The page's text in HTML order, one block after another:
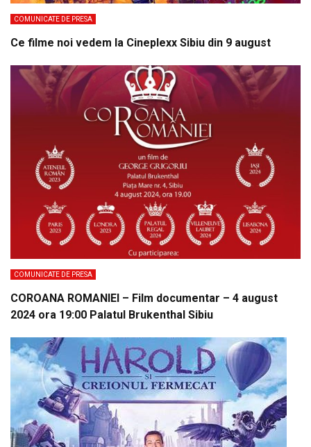
COMUNICATE DE PRESA
Ce filme noi vedem la Cineplexx Sibiu din 9 august
COMUNICATE DE PRESA
COROANA ROMANIEI – Film documentar – 4 august
2024 ora 19:00 Palatul Brukenthal Sibiu